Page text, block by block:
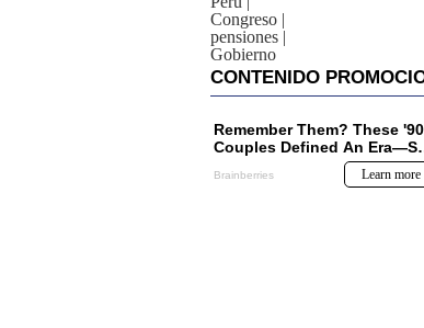
Congreso |
pensiones |
Gobierno